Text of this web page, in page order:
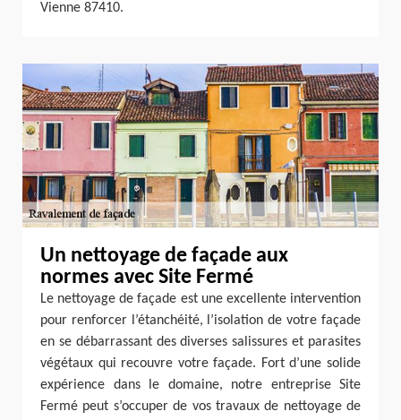
Vienne 87410.
Un nettoyage de façade aux
normes avec Site Fermé
Le nettoyage de façade est une excellente intervention
pour renforcer l’étanchéité, l’isolation de votre façade
en se débarrassant des diverses salissures et parasites
végétaux qui recouvre votre façade. Fort d’une solide
expérience dans le domaine, notre entreprise Site
Fermé peut s’occuper de vos travaux de nettoyage de